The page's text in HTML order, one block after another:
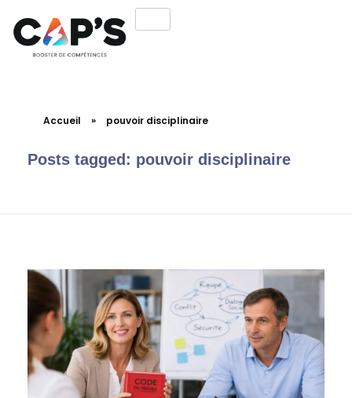
Accueil » pouvoir disciplinaire
Posts tagged: pouvoir disciplinaire